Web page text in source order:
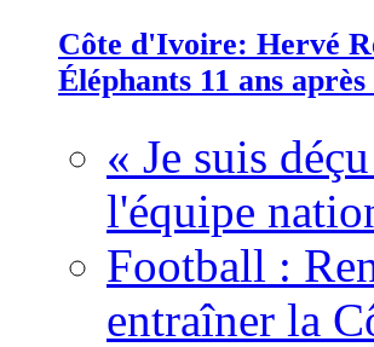
Côte d'Ivoire: Hervé
Éléphants 11 ans
« Je suis
l'équipe
Football :
entraîner la